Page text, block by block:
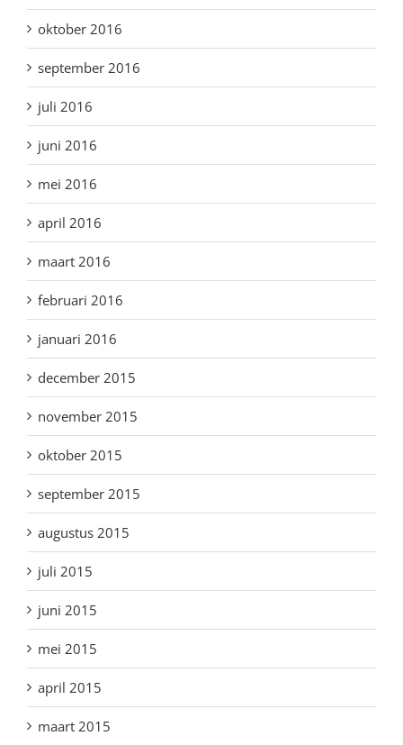
oktober 2016
september 2016
juli 2016
juni 2016
mei 2016
april 2016
maart 2016
februari 2016
januari 2016
december 2015
november 2015
oktober 2015
september 2015
augustus 2015
juli 2015
juni 2015
mei 2015
april 2015
maart 2015